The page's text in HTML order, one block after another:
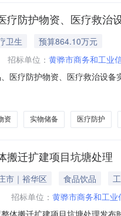
疗防护物资、医疗救治
卫生
预算864.10万元
招标单位： 黄骅市商务和工业
医疗防护物资、医疗救治设
）-10-01，招标文件售价
资 实物储备 医疗防护
搬迁扩建项目坑塘处理
市｜裕华区 食品饮品
招标单位： 黄骅市商务和工业
体搬迁扩建项目坑塘处理发